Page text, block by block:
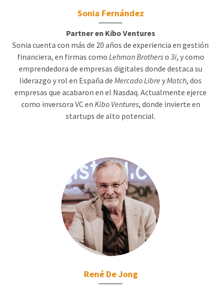
Sonia Fernández
Partner en Kibo Ventures
Sonia cuenta con más de 20 años de experiencia en gestión
financiera, en firmas como Lehman Brotherso 3i, y como
emprendedora de empresas digitales donde destaca su
liderazgo y rol en España de Mercado Libre yMatch, dos
empresas que acabaron en el Nasdaq. Actualmente ejerce
como inversora VC en Kibo Ventures, donde invierte en
startups de alto potencial.
René De Jong